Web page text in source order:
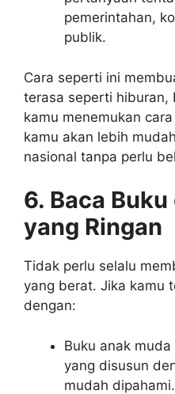
pemerintahan,
publik.
Cara seperti ini
terasa seperti hiburan,
kamu menemukan
kamu akan lebih
nasional tanpa perlu
6. Baca
yang Ringan
Tidak perlu selalu
yang berat. Jika kamu
dengan:
Buku anak
yang disusun
mudah dipahami.